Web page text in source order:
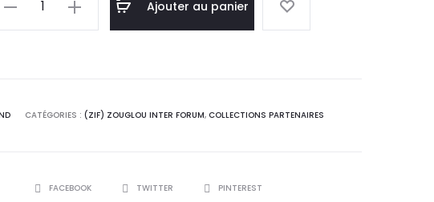
Ajouter au panier
CATÉGORIES : (ZIF) ZOUGLOU INTER FORUM, COLLECTIONS PARTENAIRES
PARTAGER
FACEBOOK TWITTER PINTEREST